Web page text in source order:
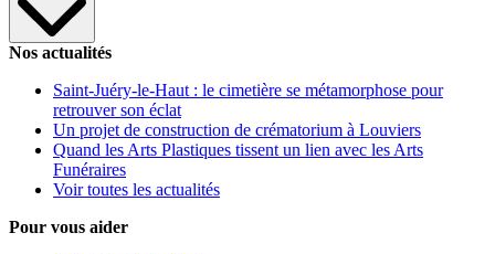
Nos actualités
Saint-Juéry-le-Haut : le cimetière se métamorphose pour
retrouver son éclat
Un projet de construction de crématorium à Louviers
Quand les Arts Plastiques tissent un lien avec les Arts
Funéraires
Voir toutes les actualités
Pour vous aider